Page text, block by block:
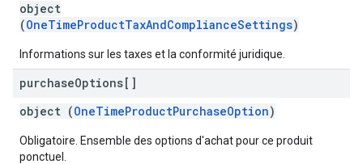
object
(OneTimeProductTaxAndComplianceSettings)
Informations sur les taxes et la conformité juridique.
purchaseOptions[]
object (OneTimeProductPurchaseOption)
Obligatoire. Ensemble des options d'achat pour ce produit
ponctuel.